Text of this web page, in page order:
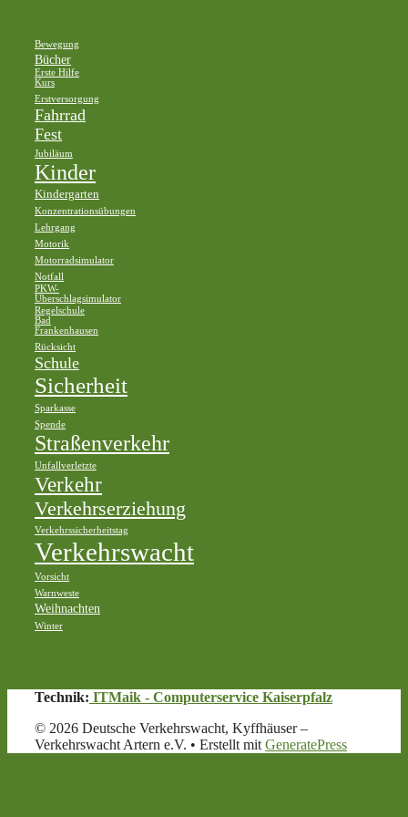
Bewegung
Bücher
Erste Hilfe
Kurs
Erstversorgung
Fahrrad
Fest
Jubiläum
Kinder
Kindergarten
Konzentrationsübungen
Lehrgang
Motorik
Motorradsimulator
Notfall
PKW-
Überschlagsimulator
Regelschule
Bad
Frankenhausen
Rücksicht
Schule
Sicherheit
Sparkasse
Spende
Straßenverkehr
Unfallverletzte
Verkehr
Verkehrserziehung
Verkehrssicherheitstag
Verkehrswacht
Vorsicht
Warnweste
Weihnachten
Winter
Technik: ITMaik - Computerservice Kaiserpfalz
© 2026 Deutsche Verkehrswacht, Kyffhäuser –
Verkehrswacht Artern e.V. • Erstellt mit GeneratePress